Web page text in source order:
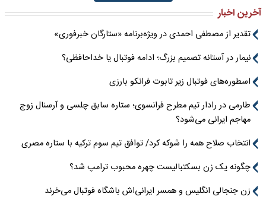
آخرین اخبار
تقدیر از مصطفی احمدی در ویژه‌برنامه «ستارگان خبرفوری»
نیمار در آستانه تصمیم بزرگ؛ ادامه فوتبال یا خداحافظی؟
اسطوره‌های فوتبال زیر تابوت فرانکو بارزی
طارمی در رادار تیم مطرح فرانسوی؛ ستاره سابق چلسی و آرسنال زوج
مهاجم ایرانی می‌شود؟
انتخاب صلاح همه را شوکه کرد/ توافق تیم سوم ترکیه با ستاره مصری
چگونه یک زن بسکتبالیست چهره محبوب ترامپ شد؟
زن جنجالی انگلیس و همسر ایرانی‌اش باشگاه فوتبال می‌خرند